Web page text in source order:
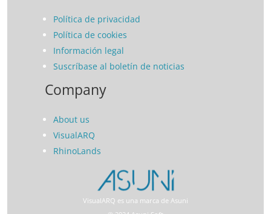
Política de privacidad
Política de cookies
Información legal
Suscríbase al boletín de noticias
Company
About us
VisualARQ
RhinoLands
VisualARQ es una marca de Asuni